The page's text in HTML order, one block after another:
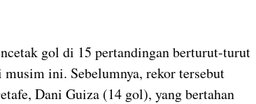
gol di 15 pertandingan berturut-turut
ini. Sebelumnya, rekor tersebut
Dani Guiza (14 gol), yang bertahan